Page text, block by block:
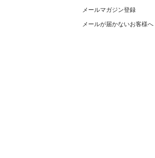
メールマガジン登録
メールが届かないお客様へ